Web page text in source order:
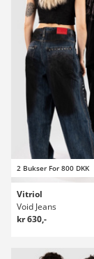
2 Bukser For 800 DKK
Vitriol
Void Jeans
kr 630,-